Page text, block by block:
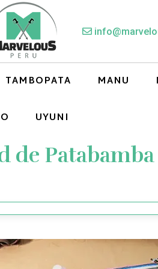
TAMBOPATA MANU
UYUNI
de Patabamba